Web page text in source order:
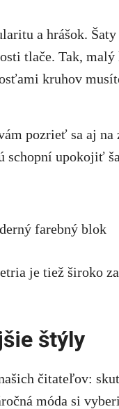
a hrášok.
tlače. Tak,
kruhov
pozrieť sa aj
schopní upokojiť
farebný blok
je tiež široko
štýly
čitateľov:
móda si